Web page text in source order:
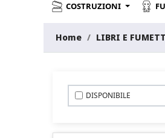
COSTRUZIONI
Home LIBRI E
DISPONIBILE